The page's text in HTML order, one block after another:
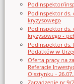
Podinspektor/
Podinspektor ds.
kryzysowego
Podinspektor ds.
kryzysowego -
Podinspektor ds.
Podatków w
Oferta pracy na
Referacie
Olsztynku -
Zarządzenie nr